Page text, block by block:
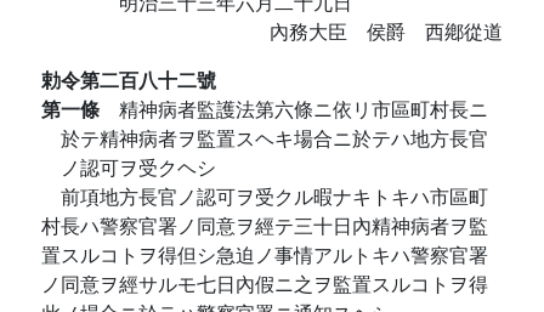
內務大臣 侯爵 西鄕從道
勅令第二百八十二號
第一條 精神病者監護法第六條ニ依リ市區町村長ニ
於テ精神病者ヲ監置スヘキ場合ニ於テハ地方長官
ノ認可ヲ受クヘシ
前項地方長官ノ認可ヲ受クル暇ナキトキハ市區町
村長ハ警察官署ノ同意ヲ經テ三十日內精神病者ヲ監
置スルコトヲ得但シ急迫ノ事情アルトキハ警察官署
ノ同意ヲ經サルモ七日內假ニ之ヲ監置スルコトヲ得